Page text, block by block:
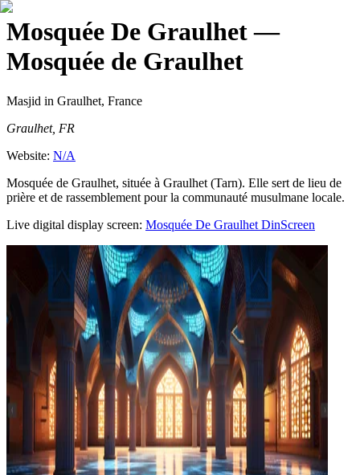
Mosquée De Graulhet—
Mosquée de Graulhet
Masjid in Graulhet, France
Graulhet, FR
Website: N/A
Mosquée de Graulhet, située à Graulhet (Tarn). Elle sert de lieu de
prière et de rassemblement pour la communauté musulmane locale.
Live digital display screen: Mosquée De Graulhet DinScreen